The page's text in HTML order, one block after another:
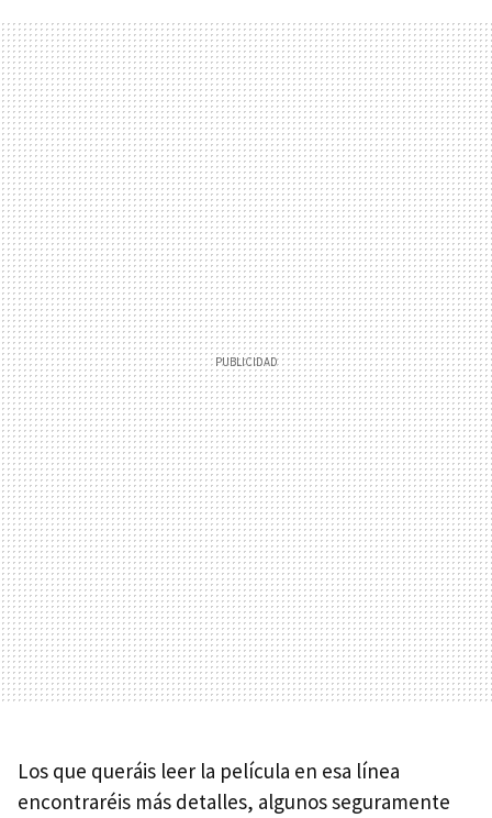
Los que queráis leer la película en esa línea
encontraréis más detalles, algunos seguramente